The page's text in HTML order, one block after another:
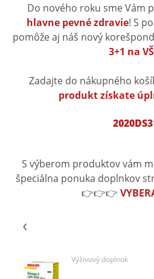
Do nového roku sme Vám
hlavne pevné zdravie! S
pomôže aj náš nový
3+1 na
Zadajte do nákupného
produkt získate
S výberom produktov vám
špeciálna ponuka doplnkov
👉👉👉
Výživový doplnok